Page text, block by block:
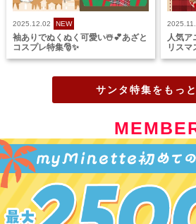
2025.12.02 NEW
袖ありでぬくぬく可愛い☃️💕あざと
コスプレ特集🎅✨
人気ア
リスマ
サンタ特集をもっ